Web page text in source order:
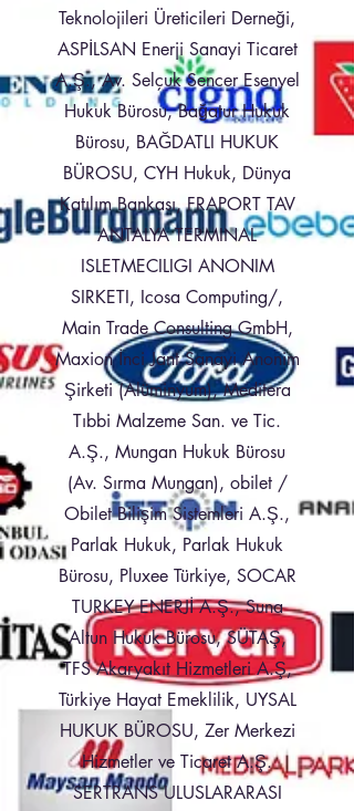
Teknolojileri Üreticileri Derneği,
ASPİLSAN Enerji Sanayi Ticaret
A.Ş., Av. Selçuk Sencer Esenyel
Hukuk Bürosu, Bağatur Hukuk
Bürosu, BAĞDATLI HUKUK
BÜROSU, CYH Hukuk, Dünya
Katılım Bankası, FRAPORT TAV
ANTALYA TERMINAL
ISLETMECILIGI ANONIM
SIRKETI, Icosa Computing/,
Main Trade Consulting GmbH,
Maxion İnci Jant Sanayi Anonim
Şirketi (Alüminyum), Meditera
Tıbbi Malzeme San. ve Tic.
A.Ş., Mungan Hukuk Bürosu
(Av. Sırma Mungan), obilet /
Obilet Bilişim Sistemleri A.Ş.,
Parlak Hukuk, Parlak Hukuk
Bürosu, Pluxee Türkiye, SOCAR
TURKEY ENERJİ A.Ş., Suna
Altun Hukuk Bürosu, SÜTAŞ,
TFS Akaryakıt Hizmetleri A.Ş,
Türkiye Hayat Emeklilik, UYSAL
HUKUK BÜROSU, Zer Merkezi
Hizmetler ve Ticaret A.Ş.
SERTRANS ULUSLARARASI